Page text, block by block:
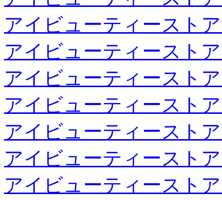
アイビューティースト
アイビューティースト
アイビューティースト
アイビューティースト
アイビューティースト
アイビューティースト
アイビューティースト